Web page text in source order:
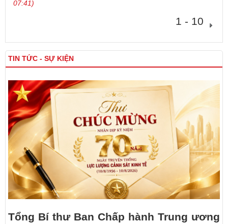
07:41)
1 - 10
TIN TỨC - SỰ KIỆN
Tổng Bí thư Ban Chấp hành Trung ương